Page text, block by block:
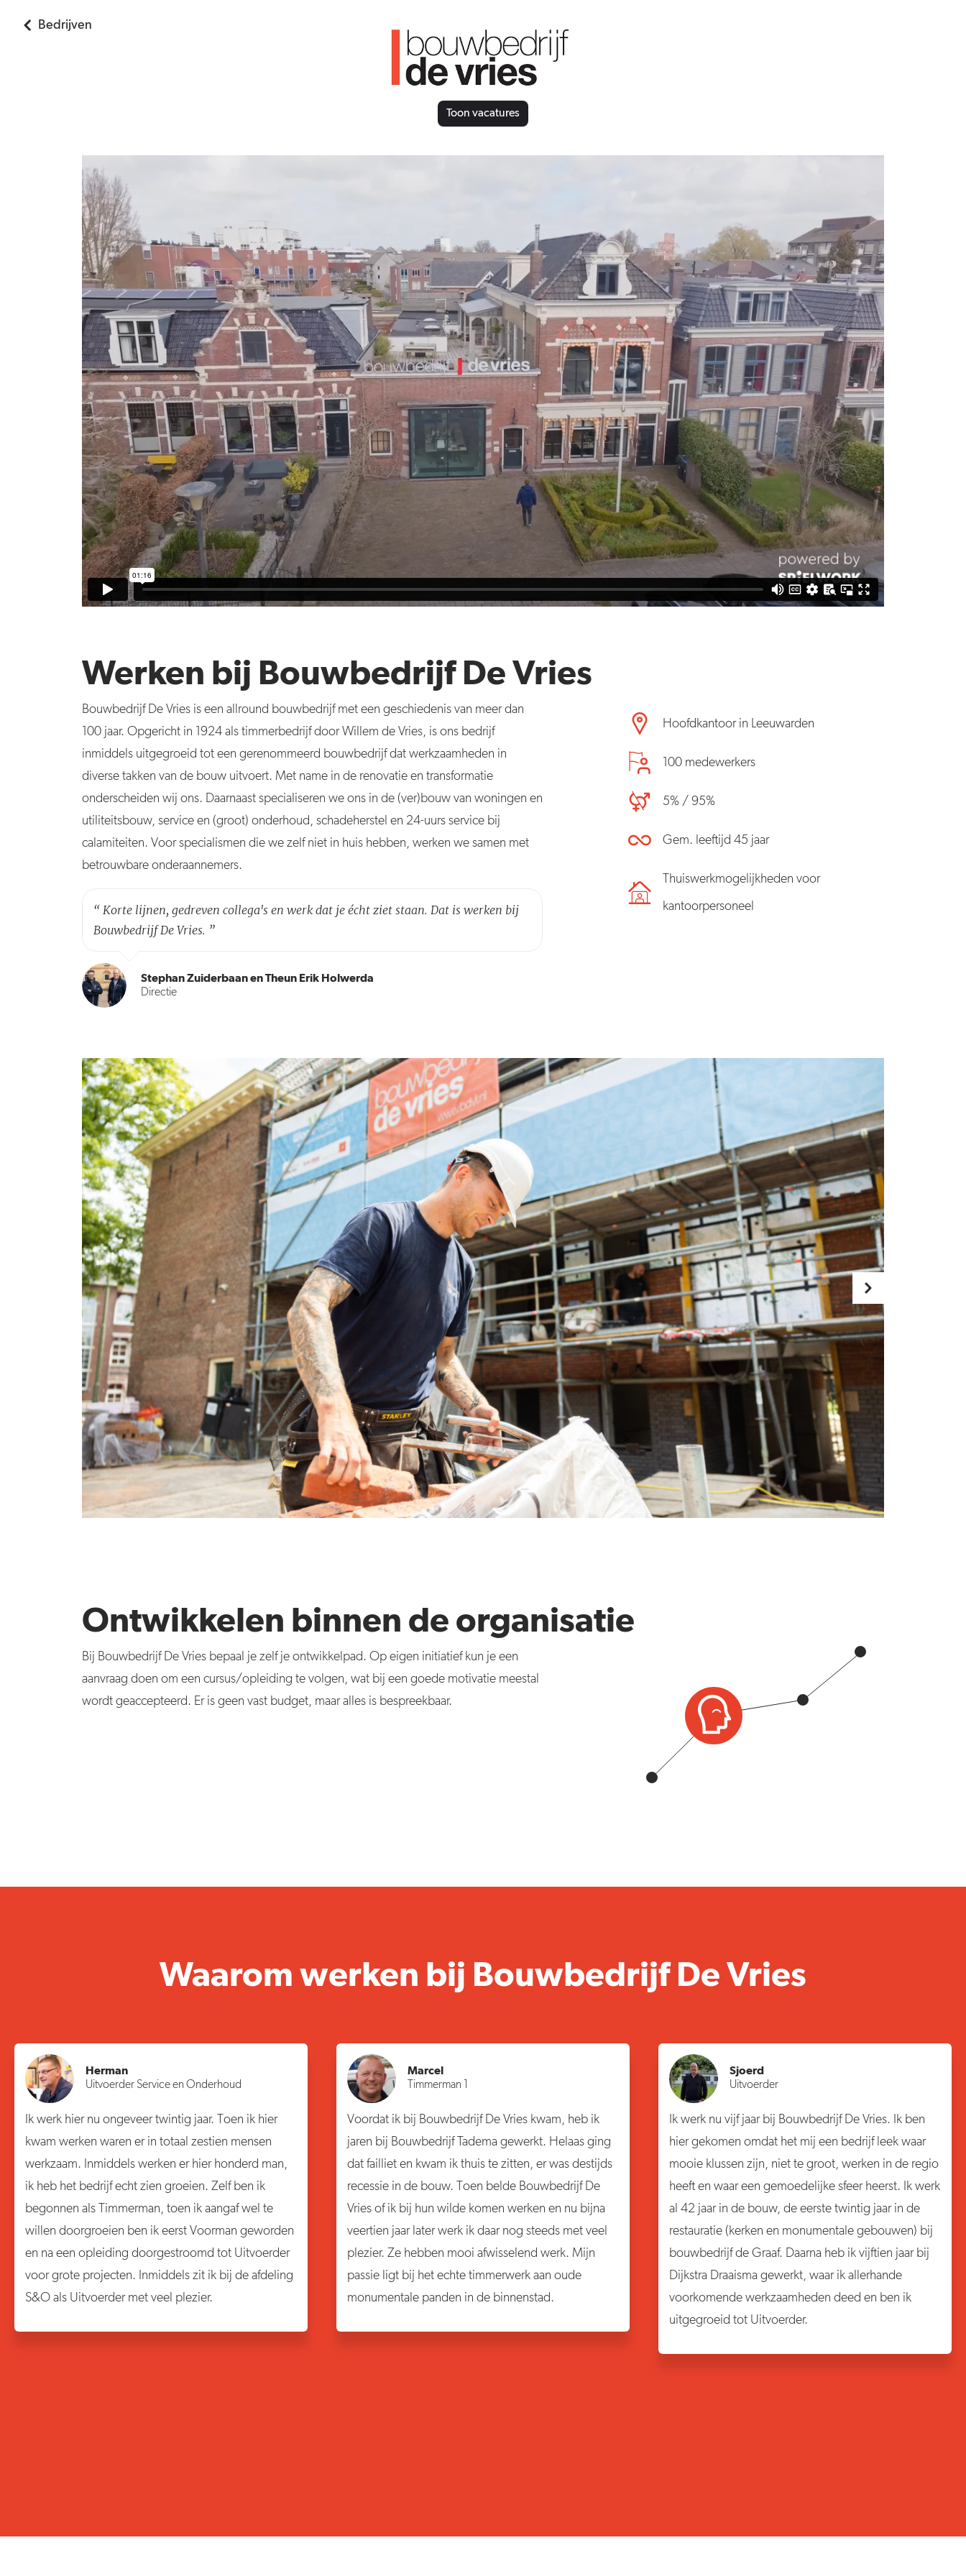
Bedrijven
Toon vacatures
Werken bij Bouwbedrijf De Vries
Bouwbedrijf De Vries is een allround bouwbedrijf met een geschiedenis van meer dan
100 jaar. Opgericht in 1924 als timmerbedrijf door Willem de Vries, is ons bedrijf
inmiddels uitgegroeid tot een gerenommeerd bouwbedrijf dat werkzaamheden in
diverse takken van de bouw uitvoert. Met name in de renovatie en transformatie
onderscheiden wij ons. Daarnaast specialiseren we ons in de (ver)bouw van woningen en
utiliteitsbouw, service en (groot) onderhoud, schadeherstel en 24-uurs service bij
calamiteiten. Voor specialismen die we zelf niet in huis hebben, werken we samen met
betrouwbare onderaannemers.
“ Korte lijnen, gedreven collega's en werk dat je écht ziet staan. Dat is werken bij
Bouwbedrijf De Vries. ”
Stephan Zuiderbaan en Theun Erik Holwerda
Directie
Hoofdkantoor in Leeuwarden
100 medewerkers
5% / 95%
Gem. leeftijd 45 jaar
Thuiswerkmogelijkheden voor
kantoorpersoneel
Ontwikkelen binnen de organisatie
Bij Bouwbedrijf De Vries bepaal je zelf je ontwikkelpad. Op eigen initiatief kun je een
aanvraag doen om een cursus/opleiding te volgen, wat bij een goede motivatie meestal
wordt geaccepteerd. Er is geen vast budget, maar alles is bespreekbaar.
Waarom werken bij Bouwbedrijf De Vries
Herman
Uitvoerder Service en Onderhoud
Ik werk hier nu ongeveer twintig jaar. Toen ik hier
kwam werken waren er in totaal zestien mensen
werkzaam. Inmiddels werken er hier honderd man,
ik heb het bedrijf echt zien groeien. Zelf ben ik
begonnen als Timmerman, toen ik aangaf wel te
willen doorgroeien ben ik eerst Voorman geworden
en na een opleiding doorgestroomd tot Uitvoerder
voor grote projecten. Inmiddels zit ik bij de afdeling
S&O als Uitvoerder met veel plezier.
Marcel
Timmerman 1
Voordat ik bij Bouwbedrijf De Vries kwam, heb ik
jaren bij Bouwbedrijf Tadema gewerkt. Helaas ging
dat failliet en kwam ik thuis te zitten, er was destijds
recessie in de bouw. Toen belde Bouwbedrijf De
Vries of ik bij hun wilde komen werken en nu bijna
veertien jaar later werk ik daar nog steeds met veel
plezier. Ze hebben mooi afwisselend werk. Mijn
passie ligt bij het echte timmerwerk aan oude
monumentale panden in de binnenstad.
Sjoerd
Uitvoerder
Ik werk nu vijf jaar bij Bouwbedrijf De Vries. Ik ben
hier gekomen omdat het mij een bedrijf leek waar
mooie klussen zijn, niet te groot, werken in de regio
heeft en waar een gemoedelijke sfeer heerst. Ik werk
al 42 jaar in de bouw, de eerste twintig jaar in de
restauratie (kerken en monumentale gebouwen) bij
bouwbedrijf de Graaf. Daarna heb ik vijftien jaar bij
Dijkstra Draaisma gewerkt, waar ik allerhande
voorkomende werkzaamheden deed en ben ik
uitgegroeid tot Uitvoerder.